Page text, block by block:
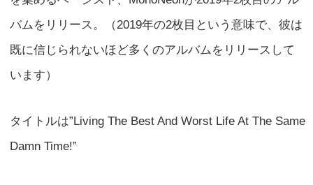
バムをリリース。（2019年の2枚目という意味で、彼は
既に信じられないほど多くのアルバムをリリースして
います）
タイトルは”Living The Best And Worst Life At The Same
Damn Time!”